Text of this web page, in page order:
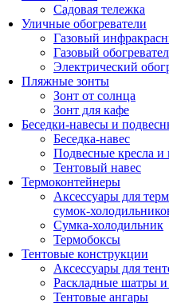
Садовая тележка
Уличные обогреватели
Газовый
Газовый
Электрический
Пляжные зонты
Зонт от солнца
Зонт для кафе
Беседки-навесы и
Беседка-навес
Подвесные кресла и
Тентовый навес
Термоконтейнеры
Аксессуары для
сумок-
Сумка-холодильник
Термобоксы
Тентовые конструкции
Аксессуары для
Раскладные шатры
Тентовые ангары